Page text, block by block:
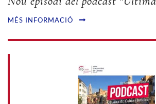
MÉS INFORMACIÓ